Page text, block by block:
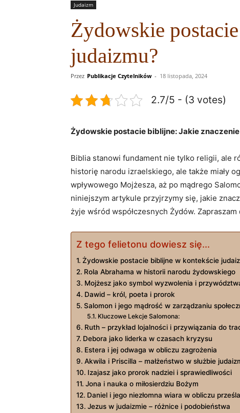
Judaizm
Żydowskie
judaizmu?
Przez Publikacje Czytelników - 18 listopada, 2024
2.7/5 - (3 votes)
Żydowskie postacie biblijne: Jakie
Biblia stanowi fundament nie tylko religii, ale
historię narodu izraelskiego, ale także miały
wpływowego Mojżesza, aż po mądrego
niniejszym artykule przyjrzymy się, jakie
żyje wśród współczesnych Żydów.
Z tego felietonu dowiesz się...
Żydowskie postacie biblijne w kontekście
Rola Abrahama w historii narodu żydowskiego
Mojżesz jako symbol wyzwolenia i
Dawid – król, poeta i prorok
Salomon i jego mądrość w zarządzaniu
Kluczowe Lekcje Salomona:
Ruth – przykład lojalności i przywiązania do
Debora jako liderka w czasach kryzysu
Estera i jej odwaga w obliczu zagrożenia
Akwila i Priscilla – małżeństwo w służbie
Izajasz jako prorok nadziei i sprawiedliwości
Jona i nauka o miłosierdziu Bożym
Daniel i jego niezłomna wiara w obliczu
Jezus w judaizmie – różnice i podobieństwa